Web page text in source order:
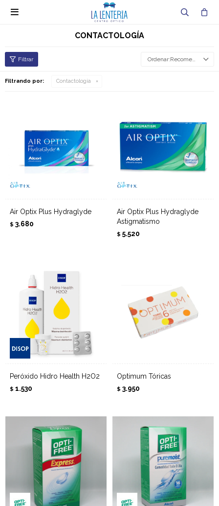

CONTACTOLOGÍA
Recomendados
Filtrando por: Contactología
Air Optix Plus Hydraglyde
$ 3.680
Air Optix Plus Hydraglyde
Astigmatismo
$ 5.520
Peróxido Hidro Health H2O2
$ 1.530
Optimum Tóricas
$ 3.950